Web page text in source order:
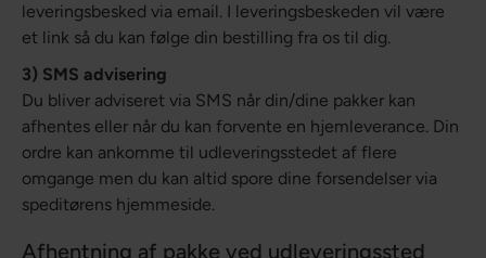
leveringsbesked via email. I leveringsbeskeden vil være
et link så du kan følge din bestilling fra os til dig.
3) SMS advisering
Du bliver adviseret via SMS når din/dine pakker kan
afhentes eller når du kan forvente en hjemleverance. Din
ordre kan ankomme til udleveringsstedet af flere
omgange men du kan altid spore dine forsendelser via
speditørens hjemmeside.
Afhentning af pakke ved udleveringssted